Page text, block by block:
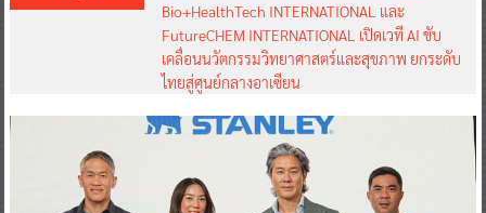
Bio+HealthTech INTERNATIONAL และ
FutureCHEM INTERNATIONAL เปิดเวที AI ขับ
เคลื่อนนวัตกรรมวิทยาศาสตร์และสุขภาพ ยกระดับ
ไทยสู่ศูนย์กลางอาเซียน